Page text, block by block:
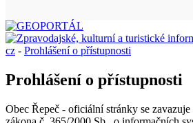
cz - Prohlášení o přístupnosti
Prohlášení o přístupnosti
Obec Řepeč - oficiální stránky se